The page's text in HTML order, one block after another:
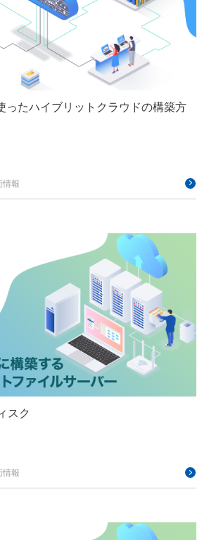
ったハイブリットクラウドの構築方
情報
スク
情報